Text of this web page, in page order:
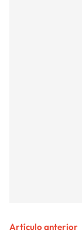
Artículo anterior